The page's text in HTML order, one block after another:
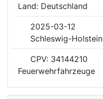
Land: Deutschland
2025-03-12
Schleswig-Holstein
CPV: 34144210
Feuerwehrfahrzeuge